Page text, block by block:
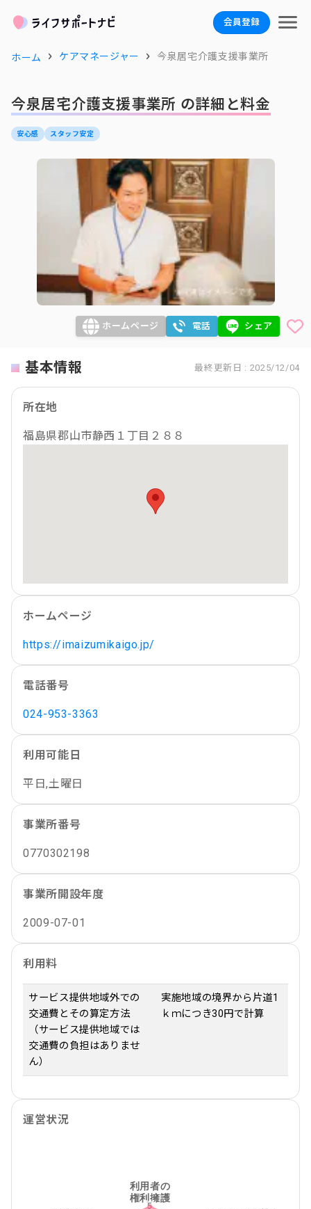
会員登録
ホーム ケアマネージャー 今泉居宅介護支援事業所
今泉居宅介護支援事業所 の詳細と料金
安心感 スタッフ安定
ホームページ 電話 シェア
基本情報 最終更新日 : 2025/12/04
所在地
福島県郡山市静西１丁目２８８
ホームページ
https://imaizumikaigo.jp/
電話番号
024-953-3363
利用可能日
平日,土曜日
事業所番号
0770302198
事業所開設年度
2009-07-01
利用料
サービス提供地域外での
交通費とその算定方法
（サービス提供地域では
交通費の負担はありませ
ん）
実施地域の境界から片道1
ｋｍにつき30円で計算
運営状況